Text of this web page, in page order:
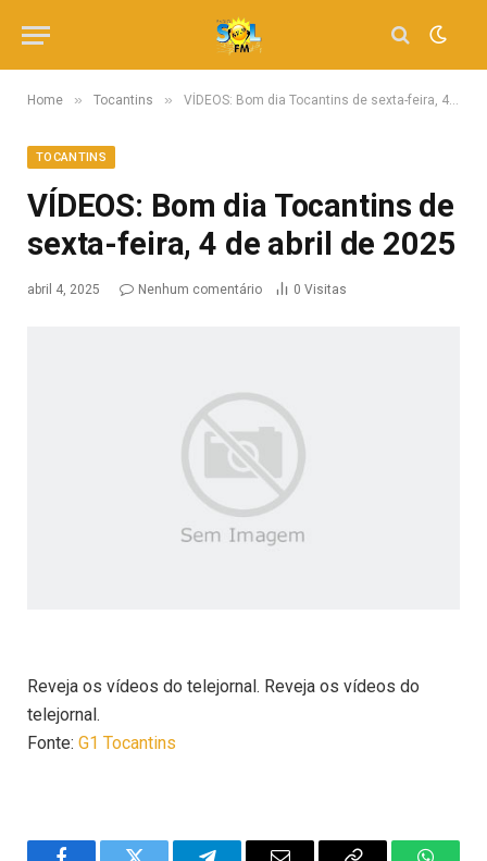
Home » Tocantins » VÍDEOS: Bom dia Tocantins de sexta-feira, 4 de abril de 2025
TOCANTINS
VÍDEOS: Bom dia Tocantins de
sexta-feira, 4 de abril de 2025
abril 4, 2025 Nenhum comentário 0 Visitas
Reveja os vídeos do telejornal. Reveja os vídeos do
telejornal.
Fonte: G1 Tocantins